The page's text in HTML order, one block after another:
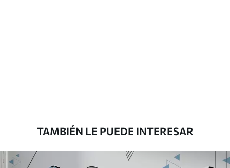
Vinilo Premium
199833.33119900.00$/m²
TAMBIÉN LE PUEDE INTERESAR